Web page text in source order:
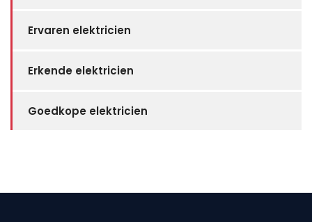
Ervaren elektricien
Erkende elektricien
Goedkope elektricien